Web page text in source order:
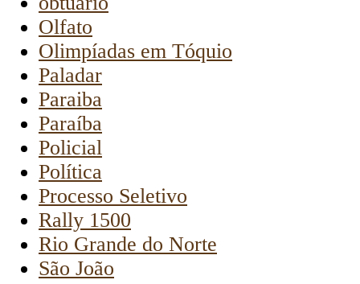
Olfato
Olimpíadas em Tóquio
Paladar
Paraiba
Paraíba
Policial
Política
Processo Seletivo
Rally 1500
Rio Grande do Norte
São João